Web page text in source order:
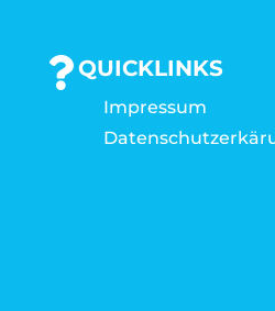
QUICKLINKS
Impressum